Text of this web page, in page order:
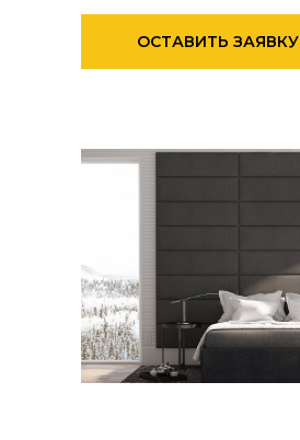
ОСТАВИТЬ ЗАЯВКУ